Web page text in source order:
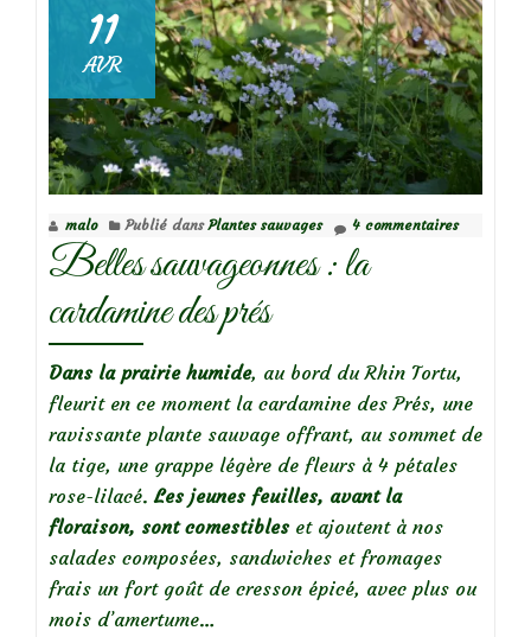
Euphorbia
cyparissias
11
AVR
malo Publié dansPlantes sauvages 4 commentaires
Belles sauvageonnes : la
cardamine des prés
Dans la prairie humide, au bord du Rhin Tortu,
fleurit en ce moment la cardamine des Prés, une
ravissante plante sauvage offrant, au sommet de
la tige, une grappe légère de fleurs à 4 pétales
rose-lilacé.Les jeunes feuilles, avant la
floraison, sont comestibles et ajoutent à nos
salades composées, sandwiches et fromages
frais un fort goût de cresson épicé, avec plus ou
mois d’amertume…